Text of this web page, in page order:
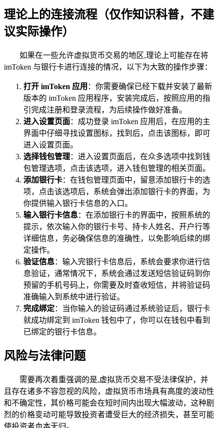
理论上的连接流程（仅作知识科普，不建
议实际操作）
如果在一些允许虚拟货币交易的地区,理论上可能存在将
imToken 与银行卡进行连接的情况，以下为大致的操作步骤：
打开 imToken 应用 ：你需要确保已经下载并安装了最新
版本的 imToken 应用程序，安装完成后，按照应用的指
引完成注册和登录流程，为后续操作做好准备。
进入设置页面：成功登录 imToken 应用后，在应用的主
界面中仔细寻找设置图标，找到后，点击该图标，即可
进入设置页面。
选择钱包管理：进入设置页面后，在众多选项中找到钱
包管理选项，点击该选项，进入钱包管理的相关页面。
添加银行卡：在钱包管理页面中，留意添加银行卡的选
项，点击该选项后，系统会弹出添加银行卡的界面，为
你提供输入银行卡信息的入口。
输入银行卡信息：在添加银行卡的界面中，按照系统的
提示，依次输入你的银行卡号、持卡人姓名、开户行等
详细信息，务必确保信息的准确性，以免影响后续的绑
定操作。
验证信息：输入完银行卡信息后，系统会要求你进行信
息验证，通常情况下，系统会通过发送短信验证码到你
预留的手机号码上，你需要及时查收短信，并将验证码
准确输入到系统中进行验证。
完成绑定：当你输入的验证码通过系统验证后，银行卡
就成功绑定到 imToken 钱包中了，你可以在钱包中看到
已绑定的银行卡信息。
风险与法律问题
需要再次着重强调的是,虚拟货币交易不受法律保护，并
且存在诸多不容忽视的风险，虚拟货币市场具有高度的波动性
和不确定性，其价格可能会在短时间内出现大幅波动，这种剧
烈的价格变动可能导致投资者遭受巨大的经济损失，甚至可能